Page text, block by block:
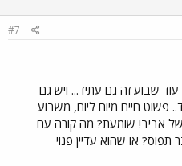
#7
שבוע זה גם עתיד... ויש גם
פשוט חיים מיום ליום, משבוע
אביב! שומעת? מה קורה עם
או שהוא עדיין פנוי